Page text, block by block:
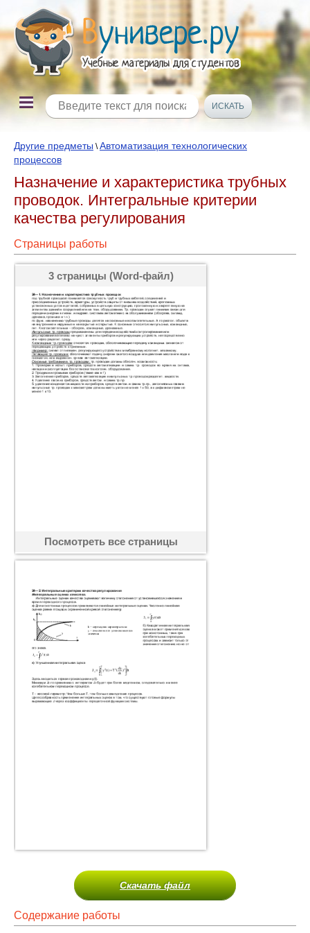
Другие предметы \Автоматизация технологических
процессов
Назначение и характеристика трубных
проводок. Интегральные критерии
качества регулирования
Страницы работы
3 страницы (Word-файл)
Посмотреть все страницы
Скачать файл
Содержание работы